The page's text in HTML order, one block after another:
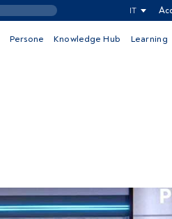
IT
Persone Knowledge Hub Learning